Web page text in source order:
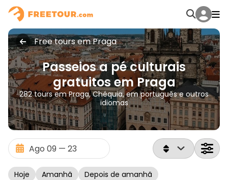
Free tours em Praga
Passeios a pé culturais
gratuitos em Praga
282 tours em Praga, Chéquia, em português e outros
idiomas
Hoje Amanhã Depois de amanhã